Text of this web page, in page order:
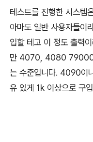
테스트를 진행한 시스
아마도 일반 사용자들
입할 테고 이 정도 출력
만 4070, 4080
는 수준입니다. 4090이
유 있게 1k 이상으로 구